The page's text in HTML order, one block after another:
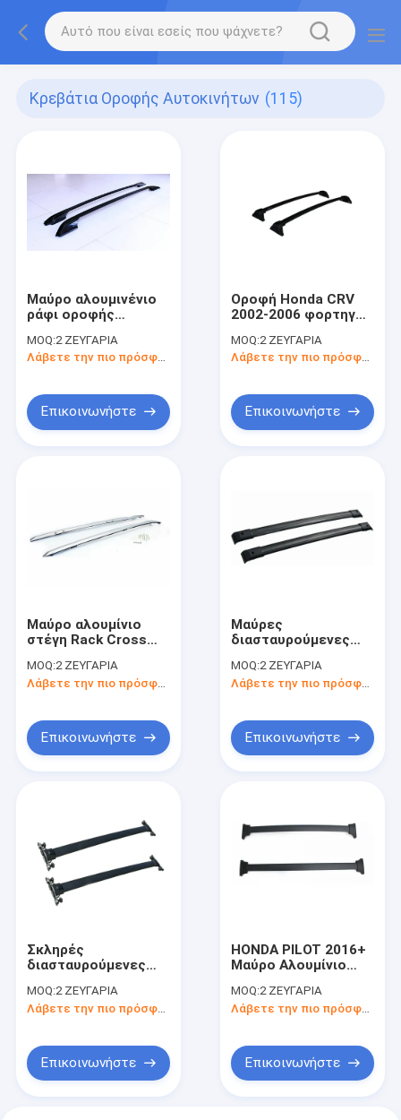
Κρεβάτια Οροφής Αυτοκινήτων (115)
Μαύρο αλουμινένιο
ράφι οροφής
πλευρικές ράγες
συμβατές με την
MOQ:2 ΖΕΥΓΑΡΙΑ
Λάβετε την πιο πρόσφατη τιμή
Επικοινωνήστε
Οροφή Honda CRV
2002-2006 φορτηγό
αυτοκίνητο οροφή
ράφι σταυρόμπαρες
MOQ:2 ΖΕΥΓΑΡΙΑ
Λάβετε την πιο πρόσφατη τιμή
Επικοινωνήστε
Μαύρο αλουμίνιο
στέγη Rack Cross
συμβατό για Honda
CRV 2012+
MOQ:2 ΖΕΥΓΑΡΙΑ
Λάβετε την πιο πρόσφατη τιμή
Επικοινωνήστε
Μαύρες
διασταυρούμενες
για τα εξαρτήματα
ασφαλείας φορτίου
MOQ:2 ΖΕΥΓΑΡΙΑ
Επικοινωνήστε
Σκληρές
διασταυρούμενες
στην οροφή για την
Honda Pilot 2009-
MOQ:2 ΖΕΥΓΑΡΙΑ
Λάβετε την πιο πρόσφατη τιμή
Επικοινωνήστε
HONDA PILOT 2016+
Μαύρο Αλουμίνιο
Σταυροδέματα από
Sunsing
MOQ:2 ΖΕΥΓΑΡΙΑ
Επικοινωνήστε